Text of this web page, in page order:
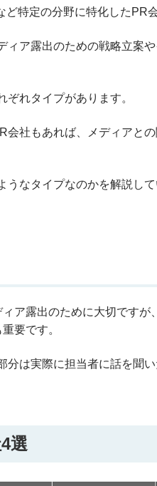
ど特定の分野に特化した PR
ィア露出のための戦略立案
ぞれタイプがあります。
会社もあれば、メディアと
うなタイプなのかを解説し
ア露出のために大切ですが
要です。
分は実際に担当者に話を聞
選